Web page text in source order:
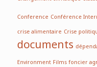
Conference Conférence
crise alimentaire Crise
documents
Environment Filmsfoncier